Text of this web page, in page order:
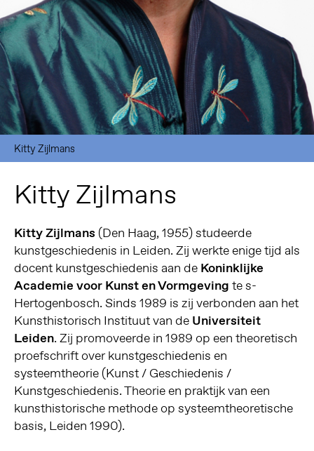
Kitty Zijlmans
Kitty Zijlmans
Kitty Zijlmans (Den Haag, 1955) studeerde
kunstgeschiedenis in Leiden. Zij werkte enige tijd als
docent kunstgeschiedenis aan de Koninklijke
Academie voor Kunst en Vormgeving te s-
Hertogenbosch. Sinds 1989 is zij verbonden aan het
Kunsthistorisch Instituut van de Universiteit
Leiden. Zij promoveerde in 1989 op een theoretisch
proefschrift over kunstgeschiedenis en
systeemtheorie (Kunst / Geschiedenis /
Kunstgeschiedenis. Theorie en praktijk van een
kunsthistorische methode op systeemtheoretische
basis, Leiden 1990).